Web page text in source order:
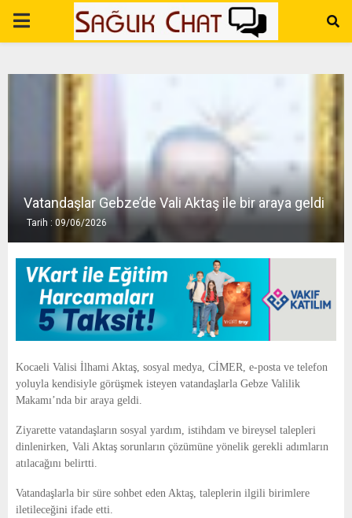
P
E
N
U
Vatandaşlar Gebze’de Vali Aktaş ile bir araya geldi
Tarih : 09/06/2026
Kocaeli Valisi İlhami Aktaş, sosyal medya, CİMER, e-posta ve telefon
yoluyla kendisiyle görüşmek isteyen vatandaşlarla Gebze Valilik
Makamı’nda bir araya geldi.
Ziyarette vatandaşların sosyal yardım, istihdam ve bireysel talepleri
dinlenirken, Vali Aktaş sorunların çözümüne yönelik gerekli adımların
atılacağını belirtti.
Vatandaşlarla bir süre sohbet eden Aktaş, taleplerin ilgili birimlere
iletileceğini ifade etti.